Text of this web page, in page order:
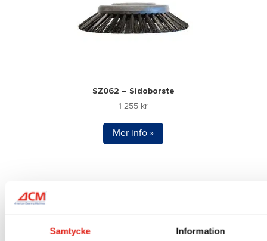
Samtycke Information
SZ062 – Sidoborste
1 255 kr
Mer info »